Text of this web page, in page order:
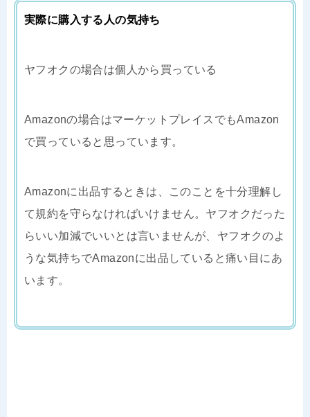
実際に購入する人の気持ち
ヤフオクの場合は個人から買っている
Amazonの場合はマーケットプレイスでもAmazon
で買っていると思っています。
Amazonに出品するときは、このことを十分理解し
て規約を守らなければいけません。ヤフオクだった
らいい加減でいいとは言いませんが、ヤフオクのよ
うな気持ちでAmazonに出品していると痛い目にあ
います。